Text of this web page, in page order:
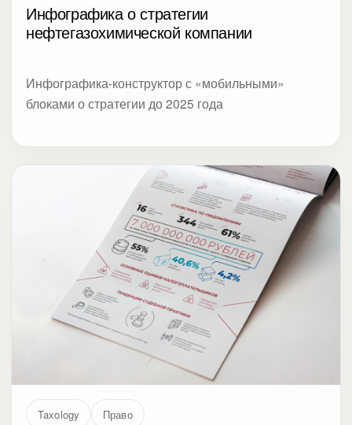
Инфографика о стратегии
нефтегазохимической компании
Инфографика-конструктор с «мобильными»
блоками о стратегии до 2025 года
Taxology Право